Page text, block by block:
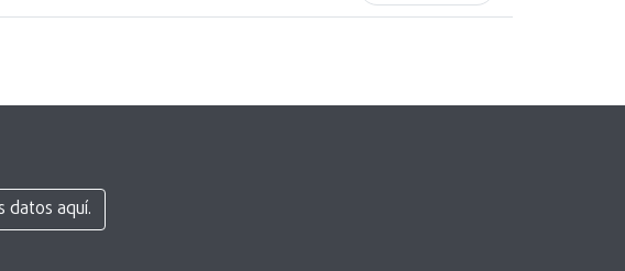
datos aquí.